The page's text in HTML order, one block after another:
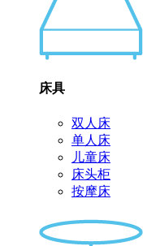
床具
双人床
单人床
儿童床
床头柜
按摩床